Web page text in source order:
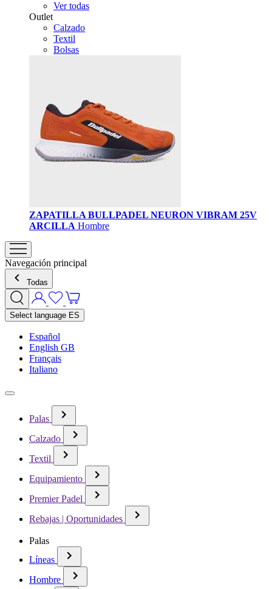
Ver todas
Outlet
Calzado
Textil
Bolsas
ZAPATILLA BULLPADEL NEURON VIBRAM 25V
ARCILLA Hombre
Navegación principal
Todas
Select language ES
Español
English GB
Français
Italiano
Palas
Calzado
Textil
Equipamiento
Premier Padel
Rebajas | Oportunidades
Palas
Líneas
Hombre